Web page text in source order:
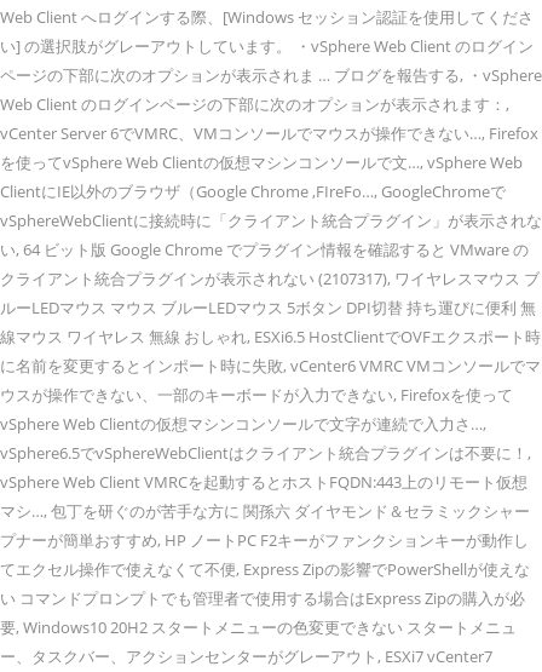
Web Client へログインする際、[Windows セッション認証を使用してくださ
い] の選択肢がグレーアウトしています。 ・vSphere Web Client のログイン
ページの下部に次のオプションが表示されま … ブログを報告する, ・vSphere
Web Client のログインページの下部に次のオプションが表示されます：,
vCenter Server 6でVMRC、VMコンソールでマウスが操作できない…, Firefox
を使ってvSphere Web Clientの仮想マシンコンソールで文…, vSphere Web
ClientにIE以外のブラウザ（Google Chrome ,FIreFo…, GoogleChromeで
vSphereWebClientに接続時に「クライアント統合プラグイン」が表示されな
い, 64 ビット版 Google Chrome でプラグイン情報を確認すると VMware の
クライアント統合プラグインが表示されない (2107317), ワイヤレスマウス ブ
ルーLEDマウス マウス ブルーLEDマウス 5ボタン DPI切替 持ち運びに便利 無
線マウス ワイヤレス 無線 おしゃれ, ESXi6.5 HostClientでOVFエクスポート時
に名前を変更するとインポート時に失敗, vCenter6 VMRC VMコンソールでマ
ウスが操作できない、一部のキーボードが入力できない, Firefoxを使って
vSphere Web Clientの仮想マシンコンソールで文字が連続で入力さ…,
vSphere6.5でvSphereWebClientはクライアント統合プラグインは不要に！,
vSphere Web Client VMRCを起動するとホストFQDN:443上のリモート仮想
マシ…, 包丁を研ぐのが苦手な方に 関孫六 ダイヤモンド＆セラミックシャー
プナーが簡単おすすめ, HP ノートPC F2キーがファンクションキーが動作し
てエクセル操作で使えなくて不便, Express Zipの影響でPowerShellが使えな
い コマンドプロンプトでも管理者で使用する場合はExpress Zipの購入が必
要, Windows10 20H2 スタートメニューの色変更できない スタートメニュ
ー、タスクバー、アクションセンターがグレーアウト, ESXi7 vCenter7